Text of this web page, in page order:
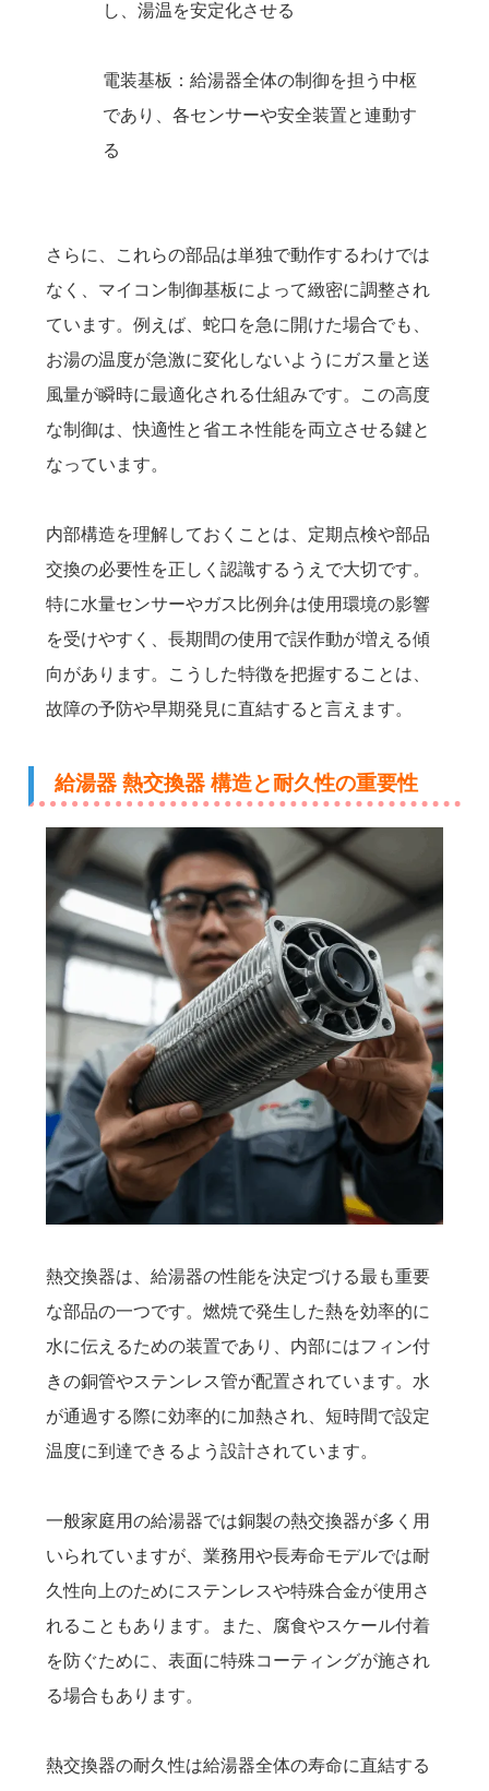
し、湯温を安定化させる
電装基板：給湯器全体の制御を担う中枢
であり、各センサーや安全装置と連動す
る
さらに、これらの部品は単独で動作するわけでは
なく、マイコン制御基板によって緻密に調整され
ています。例えば、蛇口を急に開けた場合でも、
お湯の温度が急激に変化しないようにガス量と送
風量が瞬時に最適化される仕組みです。この高度
な制御は、快適性と省エネ性能を両立させる鍵と
なっています。
内部構造を理解しておくことは、定期点検や部品
交換の必要性を正しく認識するうえで大切です。
特に水量センサーやガス比例弁は使用環境の影響
を受けやすく、長期間の使用で誤作動が増える傾
向があります。こうした特徴を把握することは、
故障の予防や早期発見に直結すると言えます。
給湯器 熱交換器 構造と耐久性の重要性
熱交換器は、給湯器の性能を決定づける最も重要
な部品の一つです。燃焼で発生した熱を効率的に
水に伝えるための装置であり、内部にはフィン付
きの銅管やステンレス管が配置されています。水
が通過する際に効率的に加熱され、短時間で設定
温度に到達できるよう設計されています。
一般家庭用の給湯器では銅製の熱交換器が多く用
いられていますが、業務用や長寿命モデルでは耐
久性向上のためにステンレスや特殊合金が使用さ
れることもあります。また、腐食やスケール付着
を防ぐために、表面に特殊コーティングが施され
る場合もあります。
熱交換器の耐久性は給湯器全体の寿命に直結する